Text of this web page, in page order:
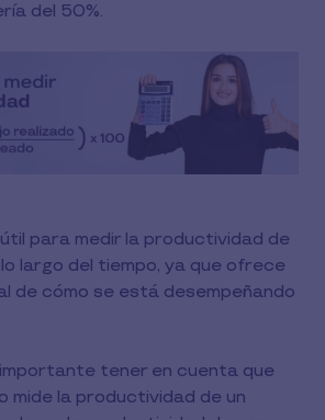
del 50%.
para medir la productividad de
largo del tiempo, ya que ofrece
de cómo se está desempeñando
tener en cuenta que
mide la productividad de un